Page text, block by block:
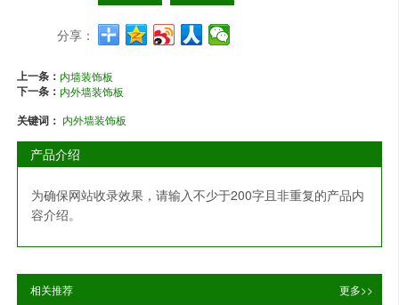
分享：
上一条： 内墙装饰板
下一条： 内外墙装饰板
关键词： 内外墙装饰板
产品介绍
为确保网站收录效果，请输入不少于200字且非重复的产品内
容介绍。
相关推荐 更多>>